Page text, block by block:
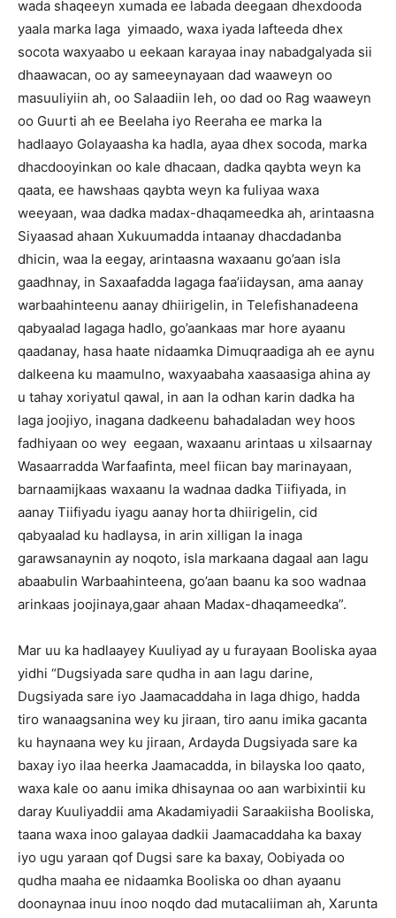
wada shaqeeyn xumada ee labada deegaan dhexdooda
yaala marka laga yimaado, waxa iyada lafteeda dhex
socota waxyaabo u eekaan karayaa inay nabadgalyada sii
dhaawacan, oo ay sameeynayaan dad waaweyn oo
masuuliyiin ah, oo Salaadiin leh, oo dad oo Rag waaweyn
oo Guurti ah ee Beelaha iyo Reeraha ee marka la
hadlaayo Golayaasha ka hadla, ayaa dhex socoda, marka
dhacdooyinkan oo kale dhacaan, dadka qaybta weyn ka
qaata, ee hawshaas qaybta weyn ka fuliyaa waxa
weeyaan, waa dadka madax-dhaqameedka ah, arintaasna
Siyaasad ahaan Xukuumadda intaanay dhacdadanba
dhicin, waa la eegay, arintaasna waxaanu go’aan isla
gaadhnay, in Saxaafadda lagaga faa’iidaysan, ama aanay
warbaahinteenu aanay dhiirigelin, in Telefishanadeena
qabyaalad lagaga hadlo, go’aankaas mar hore ayaanu
qaadanay, hasa haate nidaamka Dimuqraadiga ah ee aynu
dalkeena ku maamulno, waxyaabaha xaasaasiga ahina ay
u tahay xoriyatul qawal, in aan la odhan karin dadka ha
laga joojiyo, inagana dadkeenu bahadaladan wey hoos
fadhiyaan oo wey eegaan, waxaanu arintaas u xilsaarnay
Wasaarradda Warfaafinta, meel fiican bay marinayaan,
barnaamijkaas waxaanu la wadnaa dadka Tiifiyada, in
aanay Tiifiyadu iyagu aanay horta dhiirigelin, cid
qabyaalad ku hadlaysa, in arin xilligan la inaga
garawsanaynin ay noqoto, isla markaana dagaal aan lagu
abaabulin Warbaahinteena, go’aan baanu ka soo wadnaa
arinkaas joojinaya,gaar ahaan Madax-dhaqameedka”.
Mar uu ka hadlaayey Kuuliyad ay u furayaan Booliska ayaa
yidhi “Dugsiyada sare qudha in aan lagu darine,
Dugsiyada sare iyo Jaamacaddaha in laga dhigo, hadda
tiro wanaagsanina wey ku jiraan, tiro aanu imika gacanta
ku haynaana wey ku jiraan, Ardayda Dugsiyada sare ka
baxay iyo ilaa heerka Jaamacadda, in bilayska loo qaato,
waxa kale oo aanu imika dhisaynaa oo aan warbixintii ku
daray Kuuliyaddii ama Akadamiyadii Saraakiisha Booliska,
taana waxa inoo galayaa dadkii Jaamacaddaha ka baxay
iyo ugu yaraan qof Dugsi sare ka baxay, Oobiyada oo
qudha maaha ee nidaamka Booliska oo dhan ayaanu
doonaynaa inuu inoo noqdo dad mutacaliiman ah, Xarunta